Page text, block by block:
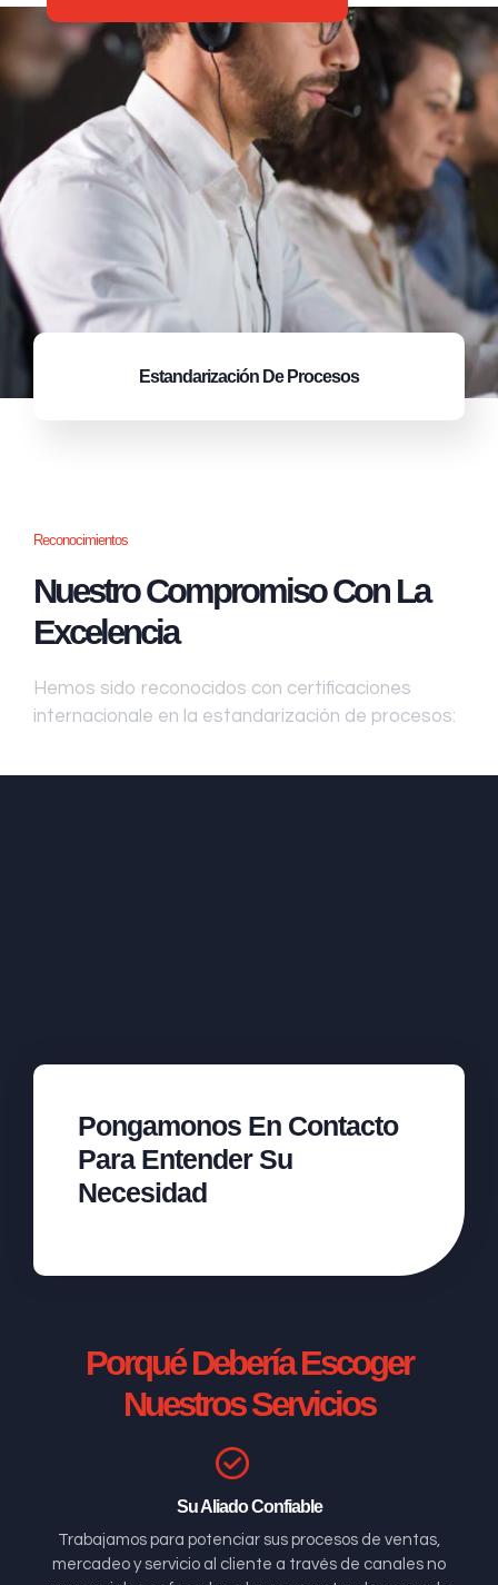
Estandarización De Procesos
Reconocimientos
Nuestro Compromiso Con La
Excelencia
Hemos sido reconocidos con certificaciones
internacionale en la estandarización de procesos:
Pongamonos En Contacto
Para Entender Su
Necesidad
Porqué Debería Escoger
Nuestros Servicios
Su Aliado Confiable
Trabajamos para potenciar sus procesos de ventas,
mercadeo y servicio al cliente a través de canales no